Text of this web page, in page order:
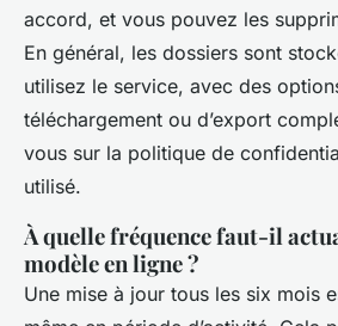
accord, et vous pouvez les
En général, les dossiers sont
utilisez le service, avec des
téléchargement ou d’export
vous sur la politique de
utilisé.
À quelle fréquence faut-il
modèle en ligne ?
Une mise à jour tous les six mois